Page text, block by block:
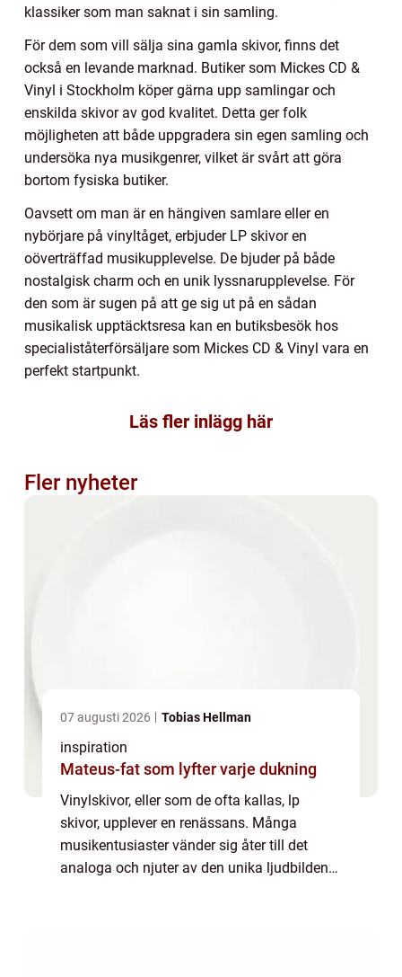
klassiker som man saknat i sin samling.
För dem som vill sälja sina gamla skivor, finns det
också en levande marknad. Butiker som Mickes CD &
Vinyl i Stockholm köper gärna upp samlingar och
enskilda skivor av god kvalitet. Detta ger folk
möjligheten att både uppgradera sin egen samling och
undersöka nya musikgenrer, vilket är svårt att göra
bortom fysiska butiker.
Oavsett om man är en hängiven samlare eller en
nybörjare på vinyltåget, erbjuder LP skivor en
oöverträffad musikupplevelse. De bjuder på både
nostalgisk charm och en unik lyssnarupplevelse. För
den som är sugen på att ge sig ut på en sådan
musikalisk upptäcktsresa kan en butiksbesök hos
specialiståterförsäljare som Mickes CD & Vinyl vara en
perfekt startpunkt.
Läs fler inlägg här
Fler nyheter
07 augusti 2026 Tobias Hellman
inspiration
Mateus-fat som lyfter varje dukning
Vinylskivor, eller som de ofta kallas, lp
skivor, upplever en renässans. Många
musikentusiaster vänder sig åter till det
analoga och njuter av den unika ljudbilden